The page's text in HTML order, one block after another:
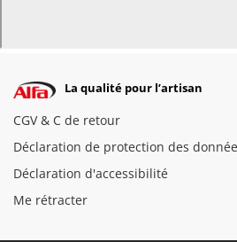
La qualité pour l’artisan
CGV & C de retour
Déclaration de protection des
Déclaration d'accessibilité
Me rétracter